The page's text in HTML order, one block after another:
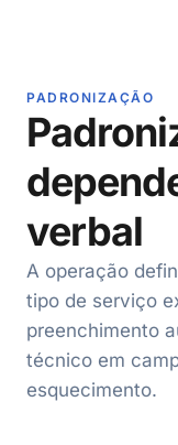
PADRONIZAÇÃO
verbal
A operação
tipo de serviço
preenchimento
técnico em
esquecimento.